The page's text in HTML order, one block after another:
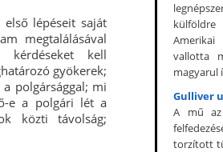
első lépéseit saját
megtalálásával
kérdéseket kell
gyökerek;
polgársággal; mi
e a polgári lét a
közti távolság;
Amerikai
vallotta
magyarul
Gulliver
A mű az
torzított